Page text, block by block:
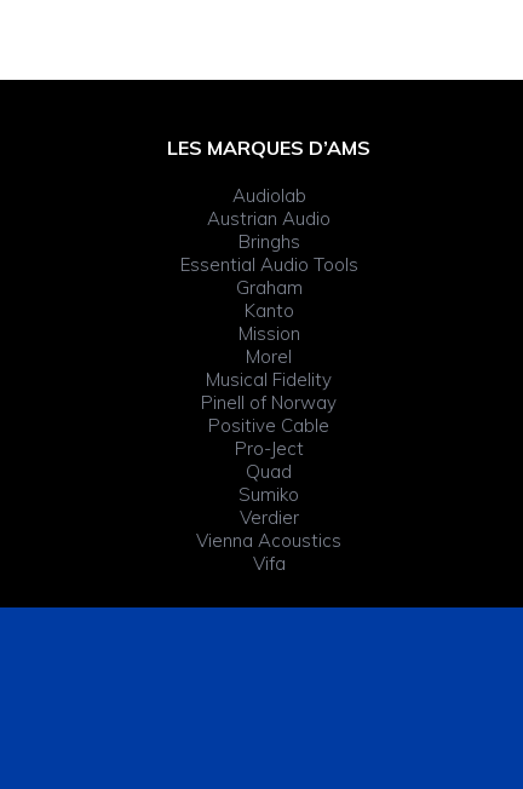
FooterLES MARQUES D’AMS
Audiolab
Austrian Audio
Bringhs
Essential Audio Tools
Graham
Kanto
Mission
Morel
Musical Fidelity
Pinell of Norway
Positive Cable
Pro-Ject
Quad
Sumiko
Verdier
Vienna Acoustics
Vifa